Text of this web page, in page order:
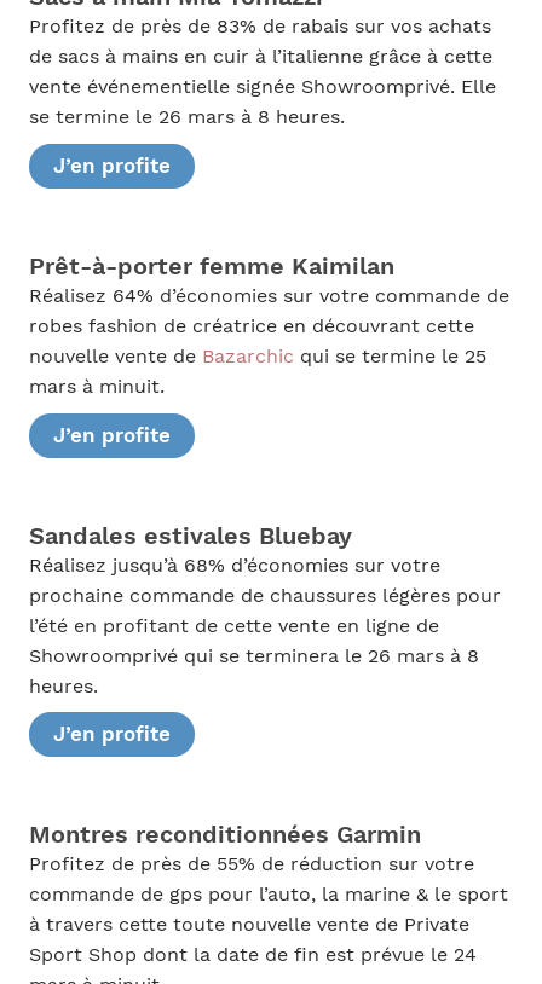
Profitez de près de 83% de rabais sur vos achats
de sacs à mains en cuir à l’italienne grâce à cette
vente événementielle signée Showroomprivé. Elle
se termine le 26 mars à 8 heures.
J’en profite
Prêt-à-porter femme Kaimilan
Réalisez 64% d’économies sur votre commande de
robes fashion de créatrice en découvrant cette
nouvelle vente de Bazarchic qui se termine le 25
mars à minuit.
J’en profite
Sandales estivales Bluebay
Réalisez jusqu’à 68% d’économies sur votre
prochaine commande de chaussures légères pour
l’été en profitant de cette vente en ligne de
Showroomprivé qui se terminera le 26 mars à 8
heures.
J’en profite
Montres reconditionnées Garmin
Profitez de près de 55% de réduction sur votre
commande de gps pour l’auto, la marine & le sport
à travers cette toute nouvelle vente de Private
Sport Shop dont la date de fin est prévue le 24